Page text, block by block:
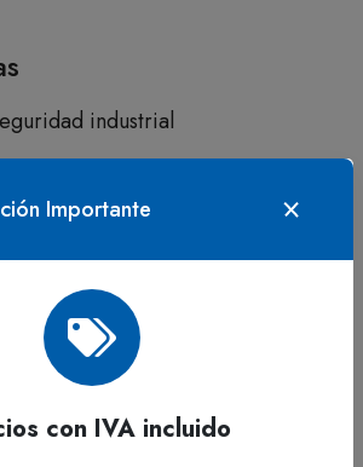
industrial
plásticos
Importante
con IVA incluido